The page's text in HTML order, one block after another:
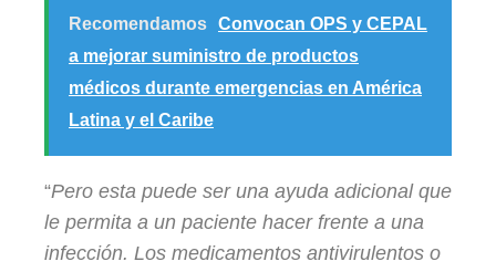
Recomendamos Convocan OPS y CEPAL
a mejorar suministro de productos
médicos durante emergencias en América
Latina y el Caribe
“Pero esta puede ser una ayuda adicional que
le permita a un paciente hacer frente a una
infección. Los medicamentos antivirulentos o